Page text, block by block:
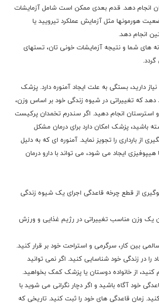
تان انجام دهد. قدم بعدی ممکن است شامل آزمایشات
هورمونها مثل آزمایش عملکرد تیرویید یا
انجام دهد.
های شما و نتیجه آزمایشات خونی تان، تستهای
دارید، بستگی به علت ایجاد آمنوره دارد. پزشک
که تغییراتی در شیوه زندگی خود بر اساس وزن،
استرستان انجام دهید. اگر سندرم تخمدان پرکیست
باشید، پزشک امکان دارد برای درمان مشکل
از بارداری را تجویز نماید. آمنوره ای که به دلیل
هیپوفیزی ایجاد می شود، می تواند با دارو درمان
از قطع چرخه قاعدگی اجرای یک شیوه زندگی
یک وزن مناسب تغییراتی در رژیم غذایی و ورزش
بین کار، سرگرمی و استراحت خود بر قرار کنید.
را در زندگی خود شناسایی کنید. اگر نمی توانید
از خانواده دوستان یا پزشک کمک بخواهید.
خود آگاه باشید و اگر دچار نگرانی می شوید با
زمان قاعدگی های خود را ثبت کنید. تاریخی که